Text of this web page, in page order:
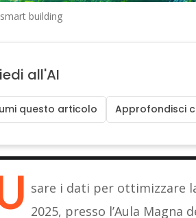
building
all'AI
questo articolo Approfondisci
sare i dati per ottimizzare
2025, presso l’Aula